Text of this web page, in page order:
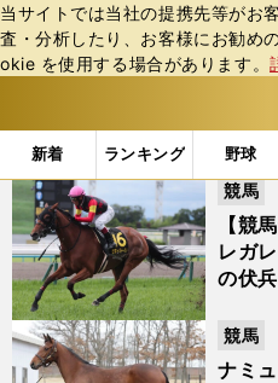
当サイトでは当社の提携先等がお
査・分析したり、お客様にお勧め
okie を使⽤する場合があります。
新着 ランキング 野球
b
ス
ポ
ル
テ
ィ
ー
バ
「#JRA.競馬」の最新ニ
【競
レガ
の伏
競馬
ナミ
競馬